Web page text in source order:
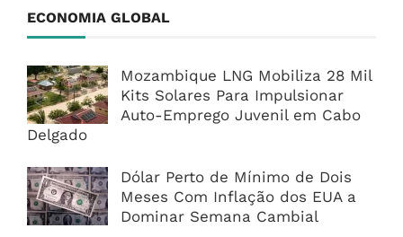
ECONOMIA GLOBAL
Mozambique LNG Mobiliza 28 Mil
Kits Solares Para Impulsionar
Auto-Emprego Juvenil em Cabo
Delgado
Dólar Perto de Mínimo de Dois
Meses Com Inflação dos EUA a
Dominar Semana Cambial